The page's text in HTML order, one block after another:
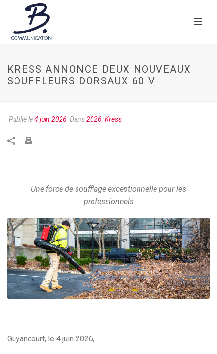
KRESS ANNONCE DEUX NOUVEAUX
SOUFFLEURS DORSAUX 60 V
Publié le4 juin 2026 Dans2026, Kress
Une force de soufflage exceptionnelle pour les
professionnels
Guyancourt, le 4 juin 2026,